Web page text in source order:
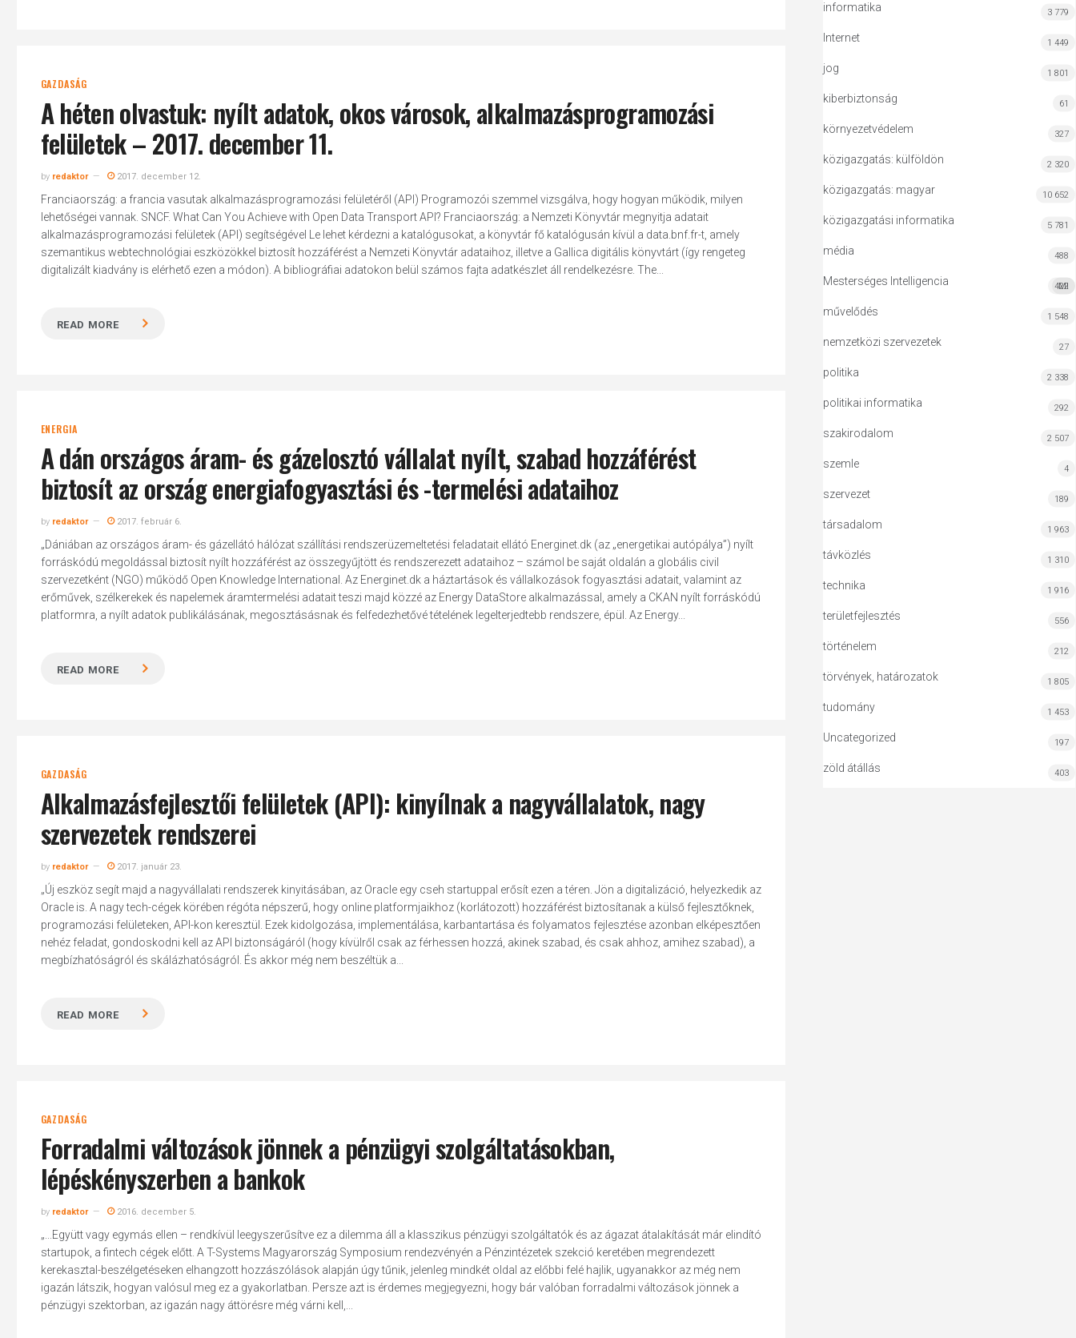
GAZDASÁG
A héten olvastuk: nyílt adatok, okos városok, alkalmazásprogramozási
felületek – 2017. december 11.
by redaktor 2017. december 12.
Franciaország: a francia vasutak alkalmazásprogramozási felületéről (API) Programozói szemmel vizsgálva, hogy hogyan működik, milyen
lehetőségei vannak. SNCF. What Can You Achieve with Open Data Transport API? Franciaország: a Nemzeti Könyvtár megnyitja adatait
alkalmazásprogramozási felületek (API) segítségével Le lehet kérdezni a katalógusokat, a könyvtár fő katalógusán kívül a data.bnf.fr-t, amely
szemantikus webtechnológiai eszközökkel biztosít hozzáférést a Nemzeti Könyvtár adataihoz, illetve a Gallica digitális könyvtárt (így rengeteg
digitalizált kiadvány is elérhető ezen a módon). A bibliográfiai adatokon belül számos fajta adatkészlet áll rendelkezésre. The...
READ MORE
ENERGIA
A dán országos áram- és gázelosztó vállalat nyílt, szabad hozzáférést
biztosít az ország energiafogyasztási és -termelési adataihoz
by redaktor 2017. február 6.
„Dániában az országos áram- és gázellátó hálózat szállítási rendszerüzemeltetési feladatait ellátó Energinet.dk (az „energetikai autópálya”) nyílt
forráskódú megoldással biztosít nyílt hozzáférést az összegyűjtött és rendszerezett adataihoz – számol be saját oldalán a globális civil
szervezetként (NGO) működő Open Knowledge International. Az Energinet.dk a háztartások és vállalkozások fogyasztási adatait, valamint az
erőművek, szélkerekek és napelemek áramtermelési adatait teszi majd közzé az Energy DataStore alkalmazással, amely a CKAN nyílt forráskódú
platformra, a nyílt adatok publikálásának, megosztásásnak és felfedezhetővé tételének legelterjedtebb rendszere, épül. Az Energy...
READ MORE
GAZDASÁG
Alkalmazásfejlesztői felületek (API): kinyílnak a nagyvállalatok, nagy
szervezetek rendszerei
by redaktor 2017. január 23.
„Új eszköz segít majd a nagyvállalati rendszerek kinyitásában, az Oracle egy cseh startuppal erősít ezen a téren. Jön a digitalizáció, helyezkedik az
Oracle is. A nagy tech-cégek körében régóta népszerű, hogy online platformjaikhoz (korlátozott) hozzáférést biztosítanak a külső fejlesztőknek,
programozási felületeken, API-kon keresztül. Ezek kidolgozása, implementálása, karbantartása és folyamatos fejlesztése azonban elképesztően
nehéz feladat, gondoskodni kell az API biztonságáról (hogy kívülről csak az férhessen hozzá, akinek szabad, és csak ahhoz, amihez szabad), a
megbízhatóságról és skálázhatóságról. És akkor még nem beszéltük a...
READ MORE
GAZDASÁG
Forradalmi változások jönnek a pénzügyi szolgáltatásokban,
lépéskényszerben a bankok
by redaktor 2016. december 5.
„...Együtt vagy egymás ellen – rendkívül leegyszerűsítve ez a dilemma áll a klasszikus pénzügyi szolgáltatók és az ágazat átalakítását már elindító
startupok, a fintech cégek előtt. A T-Systems Magyarország Symposium rendezvényén a Pénzintézetek szekció keretében megrendezett
kerekasztal-beszélgetéseken elhangzott hozzászólások alapján úgy tűnik, jelenleg mindkét oldal az előbbi felé hajlik, ugyanakkor az még nem
igazán látszik, hogyan valósul meg ez a gyakorlatban. Persze azt is érdemes megjegyezni, hogy bár valóban forradalmi változások jönnek a
pénzügyi szektorban, az igazán nagy áttörésre még várni kell,...
informatika 3 779
Internet 1 449
jog 1 801
kiberbiztonság 61
környezetvédelem 327
közigazgatás: külföldön 2 320
közigazgatás: magyar 10 652
közigazgatási informatika 5 781
média 488
Mesterséges Intelligencia MI
422
művelődés 1 548
nemzetközi szervezetek 27
politika 2 338
politikai informatika 292
szakirodalom 2 507
szemle 4
szervezet 189
társadalom 1 963
távközlés 1 310
technika 1 916
területfejlesztés 556
történelem 212
törvények, határozatok 1 805
tudomány 1 453
Uncategorized 197
zöld átállás 403